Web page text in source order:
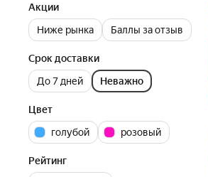
Акции
Ниже рынка
Баллы за отзыв
Срок доставки
До 7 дней
Неважно
Цвет
голубой
розовый
Рейтинг